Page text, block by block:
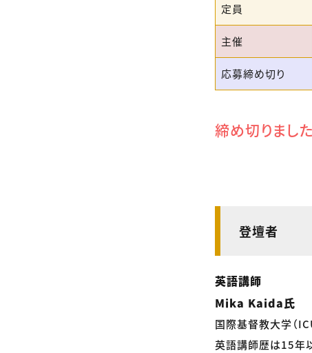
定員
主催
応募締め切り
締め切りました
登壇者
英語講師
Mika Kaida氏
国際基督教大学（
英語講師歴は15年